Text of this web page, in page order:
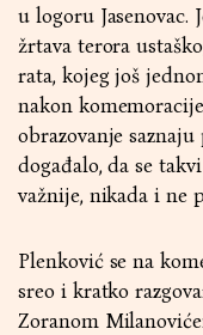
u logoru
žrtava terora
rata, kojeg još
nakon
obrazovanje
događalo, da se
važnije, nikada i ne
Plenković se na
sreo i kratko
Zoranom